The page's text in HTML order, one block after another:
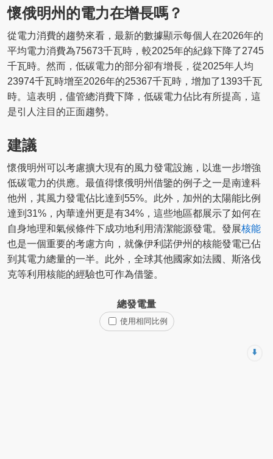
懷俄明州的電力在增長嗎？
從電力消費的趨勢來看，最新的數據顯示每個人在2026年的
平均電力消費為75673千瓦時，較2025年的紀錄下降了2745
千瓦時。然而，低碳電力的部分卻有增長，從2025年人均
23974千瓦時增至2026年的25367千瓦時，增加了1393千瓦
時。這表明，儘管總消費下降，低碳電力佔比有所提高，這
是引人注目的正面趨勢。
建議
懷俄明州可以考慮擴大現有的風力發電設施，以進一步增強
低碳電力的供應。最值得懷俄明州借鑒的例子之一是南達科
他州，其風力發電佔比達到55%。此外，加州的太陽能比例
達到31%，內華達州更是有34%，這些地區都展示了如何在
自身地理和氣候條件下成功地利用清潔能源發電。發展核能
也是一個重要的考慮方向，就像伊利諾伊州的核能發電已佔
到其電力總量的一半。此外，全球其他國家如法國、斯洛伐
克等利用核能的經驗也可作為借鑒。
總發電量
使用相同比例
⬇️